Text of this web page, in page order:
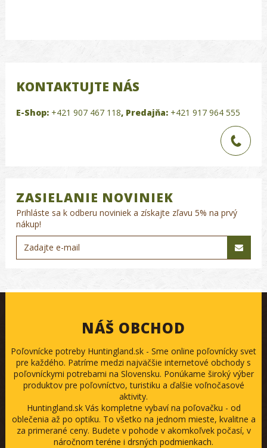
KONTAKTUJTE NÁS
E-Shop: +421 907 467 118, Predajňa: +421 917 964 555
ZASIELANIE NOVINIEK
Prihláste sa k odberu noviniek a získajte zľavu 5% na prvý
nákup!
NÁŠ OBCHOD
Poľovnícke potreby Huntingland.sk - Sme online poľovnícky svet
pre každého. Patríme medzi najväčšie internetové obchody s
poľovníckymi potrebami na Slovensku. Ponúkame široký výber
produktov pre poľovníctvo, turistiku a ďalšie voľnočasové
aktivity.
Huntingland.sk Vás kompletne vybaví na poľovačku - od
oblečenia až po optiku. To všetko na jednom mieste, kvalitne a
za primerané ceny. Budete v pohode v akomkoľvek počasí, v
náročnom teréne i drsných podmienkach.